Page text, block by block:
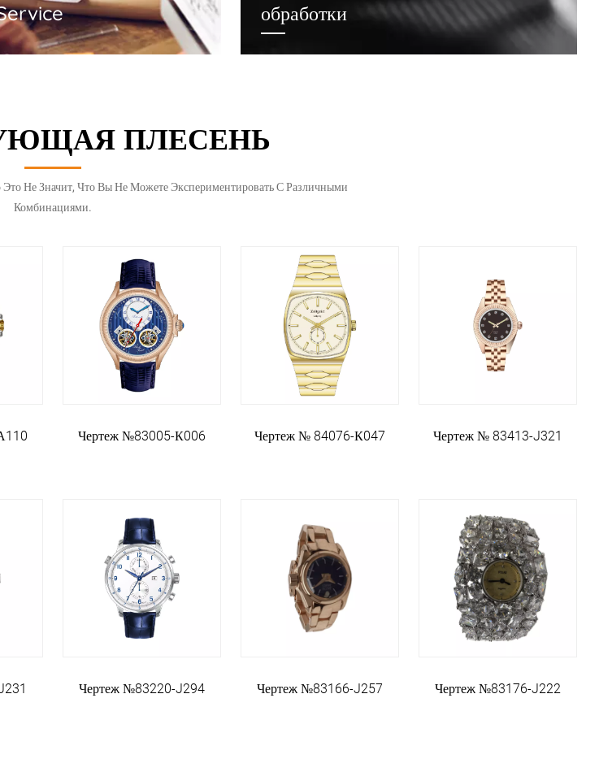
обработки
ПЛЕСЕНЬ
Не Значит, Что Вы Не Можете Экспериментировать С Различными
Комбинациями.
Чертеж №83005-К006 Чертеж № 84076-К047 Чертеж № 83413-J321
Чертеж №83220-J294 Чертеж №83166-J257 Чертеж №83176-J222